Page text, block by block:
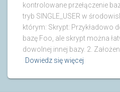
kontrolowane przełączenie
tryb SINGLE_USER w
którym: Skrypt: Przykładowo
bazę Foo, ale skrypt można
dowolnej innej bazy. 2.
Dowiedz się więcej